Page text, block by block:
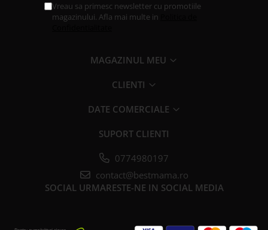
Vreau sa primesc newsletter cu promotiile
magazinului. Afla mai multe in
MAGAZINUL MEU
CLIENTI
DATE COMERCIALE
SUPORT CLIENTI
0774980197
contact@bestmama.ro
SOCIAL URMARESTE-NE IN SOCIAL MEDIA